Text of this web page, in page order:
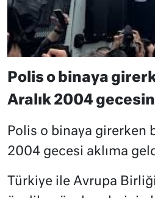
Polis o binaya
Aralık 2004
Polis o binaya girerken
2004 gecesi aklıma
Türkiye ile Avrupa